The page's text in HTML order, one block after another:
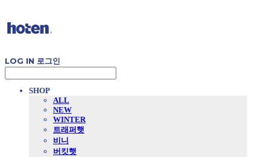
LOG IN 로그인
SHOP
ALL
NEW
WINTER
트래퍼햇
비니
버킷햇